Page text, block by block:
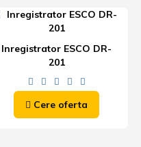
Inregistrator ESCO DR-
201
Cere oferta